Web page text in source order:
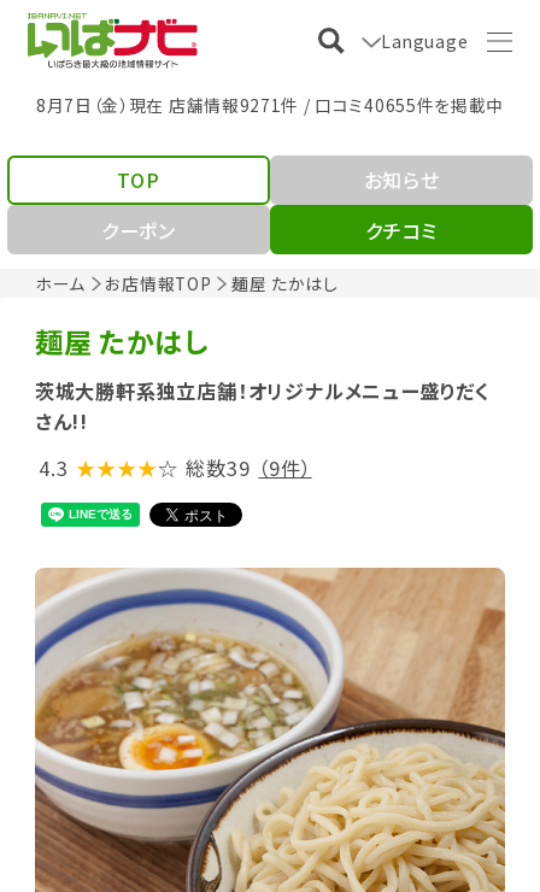
Language
8月7日（金）現在 店舗情報9271件 / 口コミ40655件を掲載中
ホーム お店情報TOP 麺屋 たかはし
TOP
お知らせ
クーポン
クチコミ
麺屋 たかはし
茨城大勝軒系独立店舗！オリジナルメニュー盛りだく
さん!!
4.3 ★★★★☆ 総数39 （9件）